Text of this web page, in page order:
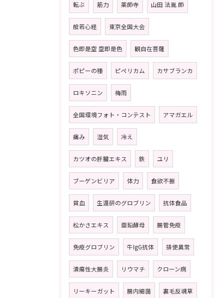
転ぶ 筋力 薬師寺 山田 法胤 師
般若心経 東京全国大会
色即是空 空即是色 観自在菩薩
ポピーの種 ピペリカム カサブランカ
ロキソニン 梅雨
全国環境フォト・コンテスト アマガエル
痛み 湿気 冷え
カツオの肝臓エキス 鉄 ユリ
ブーゲンビリア 体力 食欲不振
貧血 生還研のグロブリン 抗体食品
松かさエキス 亜鉛酵母 腸管免疫
免疫グロブリン 牛IgG抗体 排便異常
潰瘍性大腸炎 リウマチ クローン病
リーキーガット 腸内細菌 裏毛反魂草